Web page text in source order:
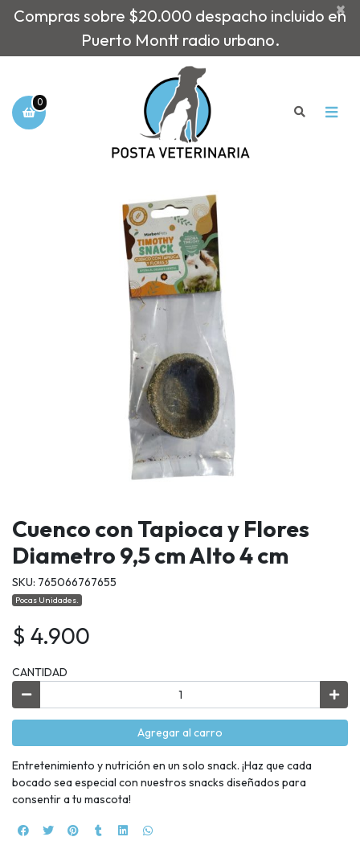
Compras sobre $20.000 despacho incluido en
Puerto Montt radio urbano.
×
0
Cuenco con Tapioca y Flores
Diametro 9,5 cm Alto 4 cm
SKU: 765066767655
Pocas Unidades.
$ 4.900
CANTIDAD
Agregar al carro
Entretenimiento y nutrición en un solo snack. ¡Haz que cada
bocado sea especial con nuestros snacks diseñados para
consentir a tu mascota!